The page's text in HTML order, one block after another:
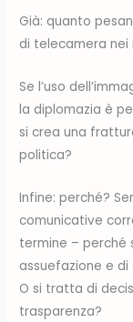
Già: quanto
di telecamera nei
Se l’uso
la diplomazia è
si crea una
politica?
Infine: perché?
comunicative
termine –
assuefazione e di
O si tratta di
trasparenza?